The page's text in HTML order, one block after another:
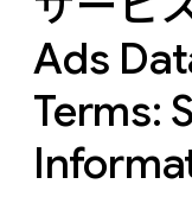
Ads
Terms: